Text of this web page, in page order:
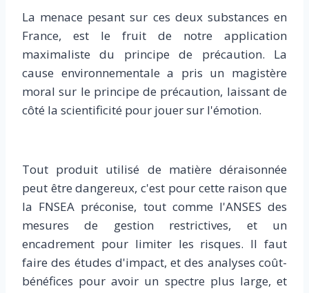
La menace pesant sur ces deux substances en
France, est le fruit de notre application
maximaliste du principe de précaution. La
cause environnementale a pris un magistère
moral sur le principe de précaution, laissant de
côté la scientificité pour jouer sur l'émotion.
Tout produit utilisé de matière déraisonnée
peut être dangereux, c'est pour cette raison que
la FNSEA préconise, tout comme l'ANSES des
mesures de gestion restrictives, et un
encadrement pour limiter les risques. Il faut
faire des études d'impact, et des analyses coût-
bénéfices pour avoir un spectre plus large, et